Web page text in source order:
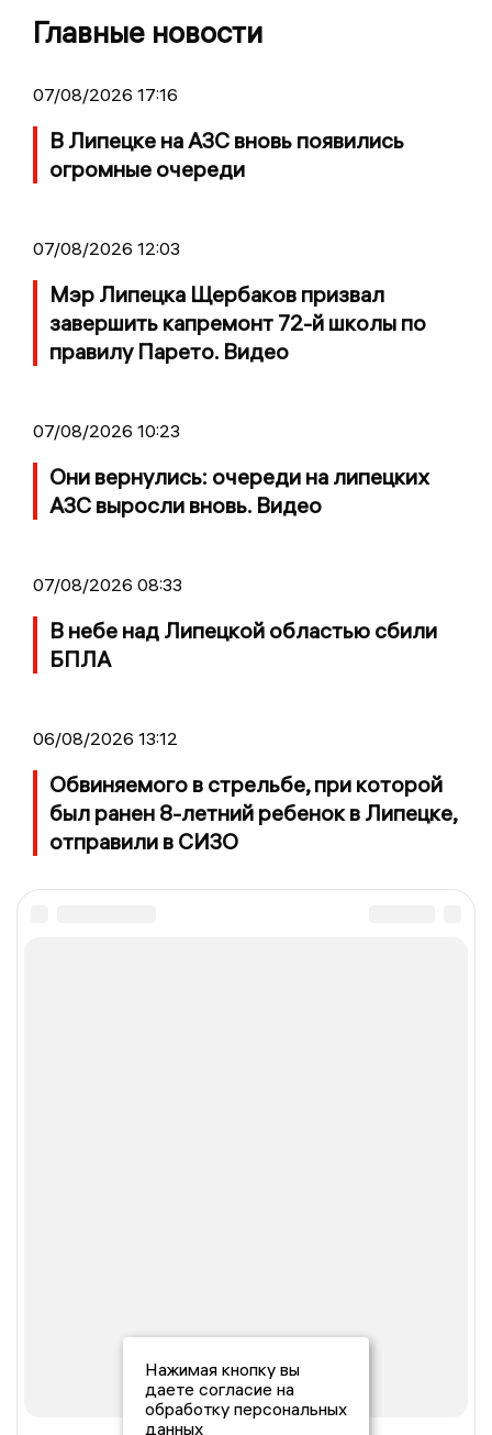
Главные новости
07/08/2026 17:16
В Липецке на АЗС вновь появились
огромные очереди
07/08/2026 12:03
Мэр Липецка Щербаков призвал
завершить капремонт 72-й школы по
правилу Парето. Видео
07/08/2026 10:23
Они вернулись: очереди на липецких
АЗС выросли вновь. Видео
07/08/2026 08:33
В небе над Липецкой областью сбили
БПЛА
06/08/2026 13:12
Обвиняемого в стрельбе, при которой
был ранен 8-летний ребенок в Липецке,
отправили в СИЗО
Нажимая кнопку вы
даете согласие на
обработку персональных
данных